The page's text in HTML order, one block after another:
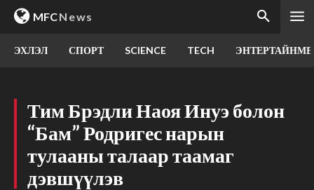
MFCNews
ЭХЛЭЛ СПОРТ SCIENCE TECH
Тим Брэдли Наоя Инуэ болон
“Бам” Родригес нарын
тулааны талаар таамаг
дэвшүүлэв